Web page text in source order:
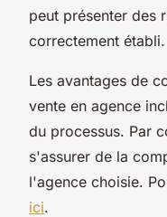
peut présenter des
correctement établi.
Les avantages de
vente en agence
du processus. Par
s'assurer de la
l'agence choisie.
ici.